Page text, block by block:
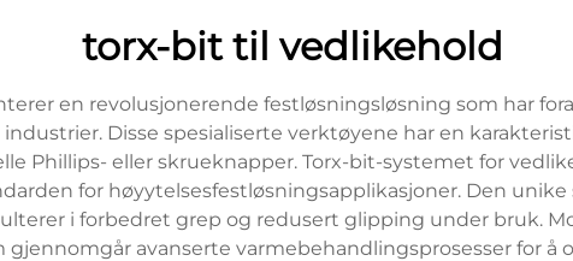
torx-bit til vedlikehold
en revolusjonerende festløsningsløsning som har
Disse spesialiserte verktøyene har en
Phillips- eller skrueknapper. Torx-bit-systemet for
for høyytelsesfestløsningsapplikasjoner. Den
i forbedret grep og redusert glipping under bruk.
avanserte varmebehandlingsprosesser for å